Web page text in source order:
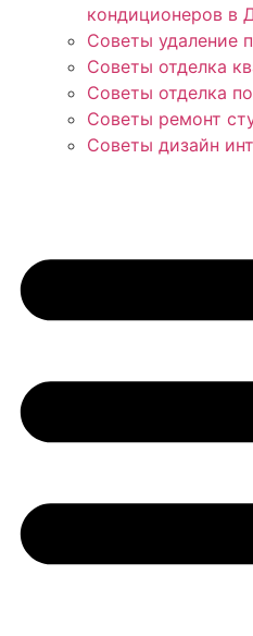
кондиционеров в
Советы удаление
Советы отделка
Советы отделка
Советы ремонт
Советы дизайн